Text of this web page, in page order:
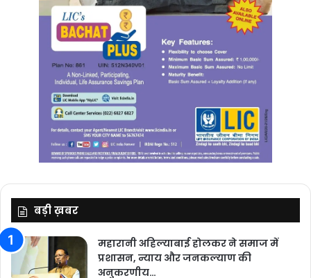
बड़ी ख़बर
महारानी अहिल्याबाई होलकर ने समाज में
प्रशासन, न्याय और जनकल्याण की
अनुकरणीय…